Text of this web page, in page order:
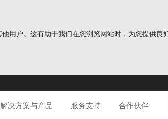
用户。这有助于我们在您浏览网站时，为您提供良
解决方案与产品 服务支持 合作伙伴